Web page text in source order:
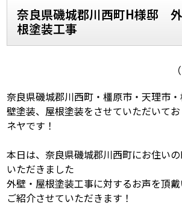
Home
雨漏りについて
ヨネヤがお客様から選ばれる10の
理由
リフォーム
工場倉庫改修 アパート・
奈良県磯城郡川西町H様邸
根塗装工事
奈良県磯城郡川西町・橿原市・天理市
壁塗装、屋根塗装をさせていただいて
ネヤです！
本日は、奈良県磯城郡川西町にお住い
いただきました
外壁・屋根塗装工事に対するお声を頂
ご紹介させていただきます！